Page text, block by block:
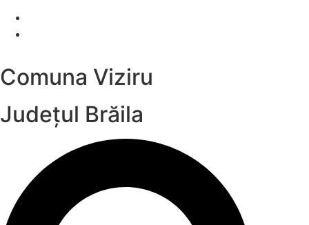
Comuna Viziru
Județul Brăila